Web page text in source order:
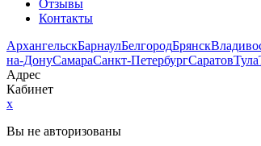
Отзывы
Контакты
АрхангельскБарнаулБелгородБрянск
на-ДонуСамараСанкт-ПетербургСаратовТула
Адрес
Кабинет
x
Вы не авторизованы